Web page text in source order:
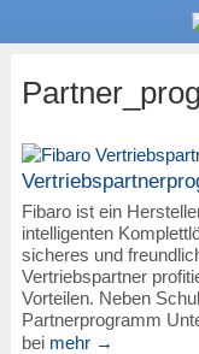
Fibaro ist ein
intelligenten
sicheres und
Vertriebspartner
Vorteilen. Neben
Partnerprogramm
bei mehr →